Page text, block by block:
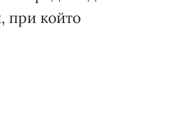
при който